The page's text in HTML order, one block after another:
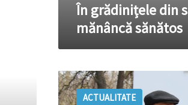
În grădinițele din
mănâncă sănătos
Produse
lactate
donateACTUALITATE